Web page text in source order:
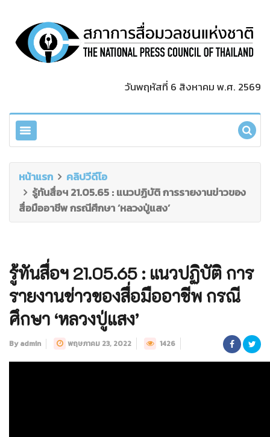
วันพฤหัสที่ 6 สิงหาคม พ.ศ. 2569
หน้าแรก
คลิปวีดีโอ
รู้ทันสื่อฯ 21.05.65 : แนวปฏิบัติ การรายงานข่าวของ
สื่อมืออาชีพ กรณีศึกษา ‘หลวงปู่แสง’
รู้ทันสื่อฯ 21.05.65 : แนวปฏิบัติ การ
รายงานข่าวของสื่อมืออาชีพ กรณี
ศึกษา ‘หลวงปู่แสง’
By admin พฤษภาคม 23, 2022 1426